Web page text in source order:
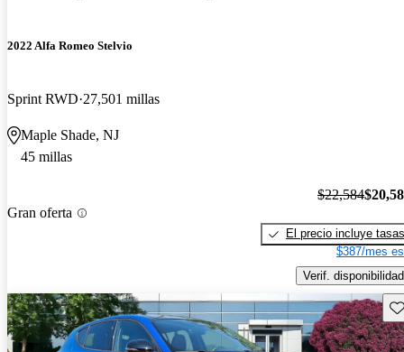
2022 Alfa Romeo Stelvio
Sprint RWD 27,501 millas
Maple Shade, NJ
45 millas
Gran oferta
$22,584
El precio incluye tasas
$387/mes
Verif. disponibilidad